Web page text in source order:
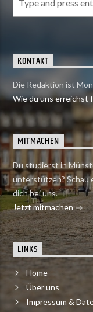
KONTAKT
Die Redaktion ist
Wie du uns erreichst
MITMACHEN
Du studierst in
unterstützen? Schau
dich bei uns.
Jetzt mitmachen
LINKS
Home
Über uns
Impressum &